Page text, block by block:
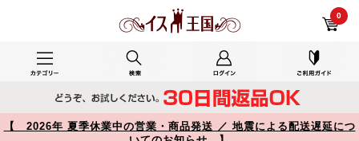
0
【 2026年 夏季休業中の営業・商品発送 ／ 地震による配送遅延につ